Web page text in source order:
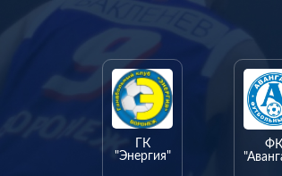
ГК
"Энергия"
ФК